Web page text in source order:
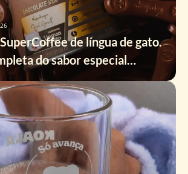
de língua de gato.
do sabor especial